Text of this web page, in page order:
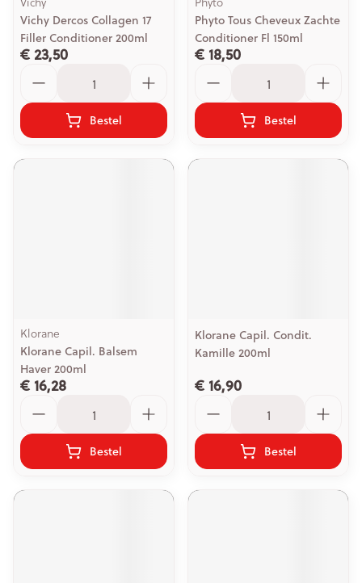
Vichy Dercos Collagen 17
Filler Conditioner 200ml
€ 23,50
Bestel
Phyto Tous Cheveux Zachte
Conditioner Fl 150ml
€ 18,50
Bestel
Klorane
Klorane Capil. Balsem
Haver 200ml
€ 16,28
Bestel
Klorane Capil. Condit.
Kamille 200ml
€ 16,90
Bestel